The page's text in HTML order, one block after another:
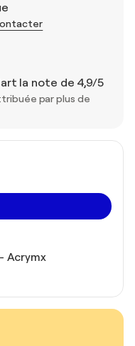
la note de 4,9/5
par plus de
Acrymx